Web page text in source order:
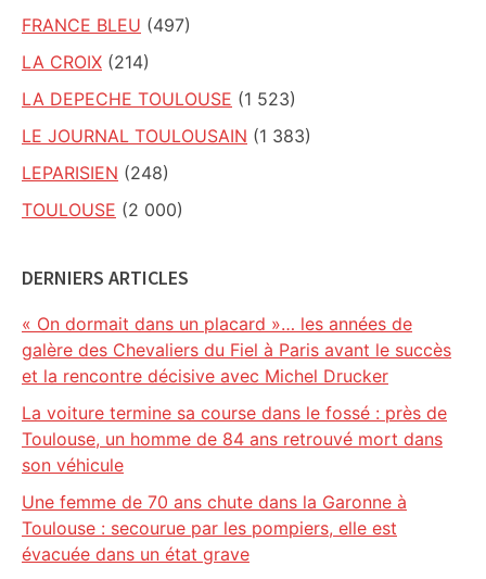
FRANCE BLEU (497)
LA CROIX (214)
LA DEPECHE TOULOUSE (1 523)
LE JOURNAL TOULOUSAIN (1 383)
LEPARISIEN (248)
TOULOUSE (2 000)
DERNIERS ARTICLES
« On dormait dans un placard »… les années de
galère des Chevaliers du Fiel à Paris avant le succès
et la rencontre décisive avec Michel Drucker
La voiture termine sa course dans le fossé : près de
Toulouse, un homme de 84 ans retrouvé mort dans
son véhicule
Une femme de 70 ans chute dans la Garonne à
Toulouse : secourue par les pompiers, elle est
évacuée dans un état grave